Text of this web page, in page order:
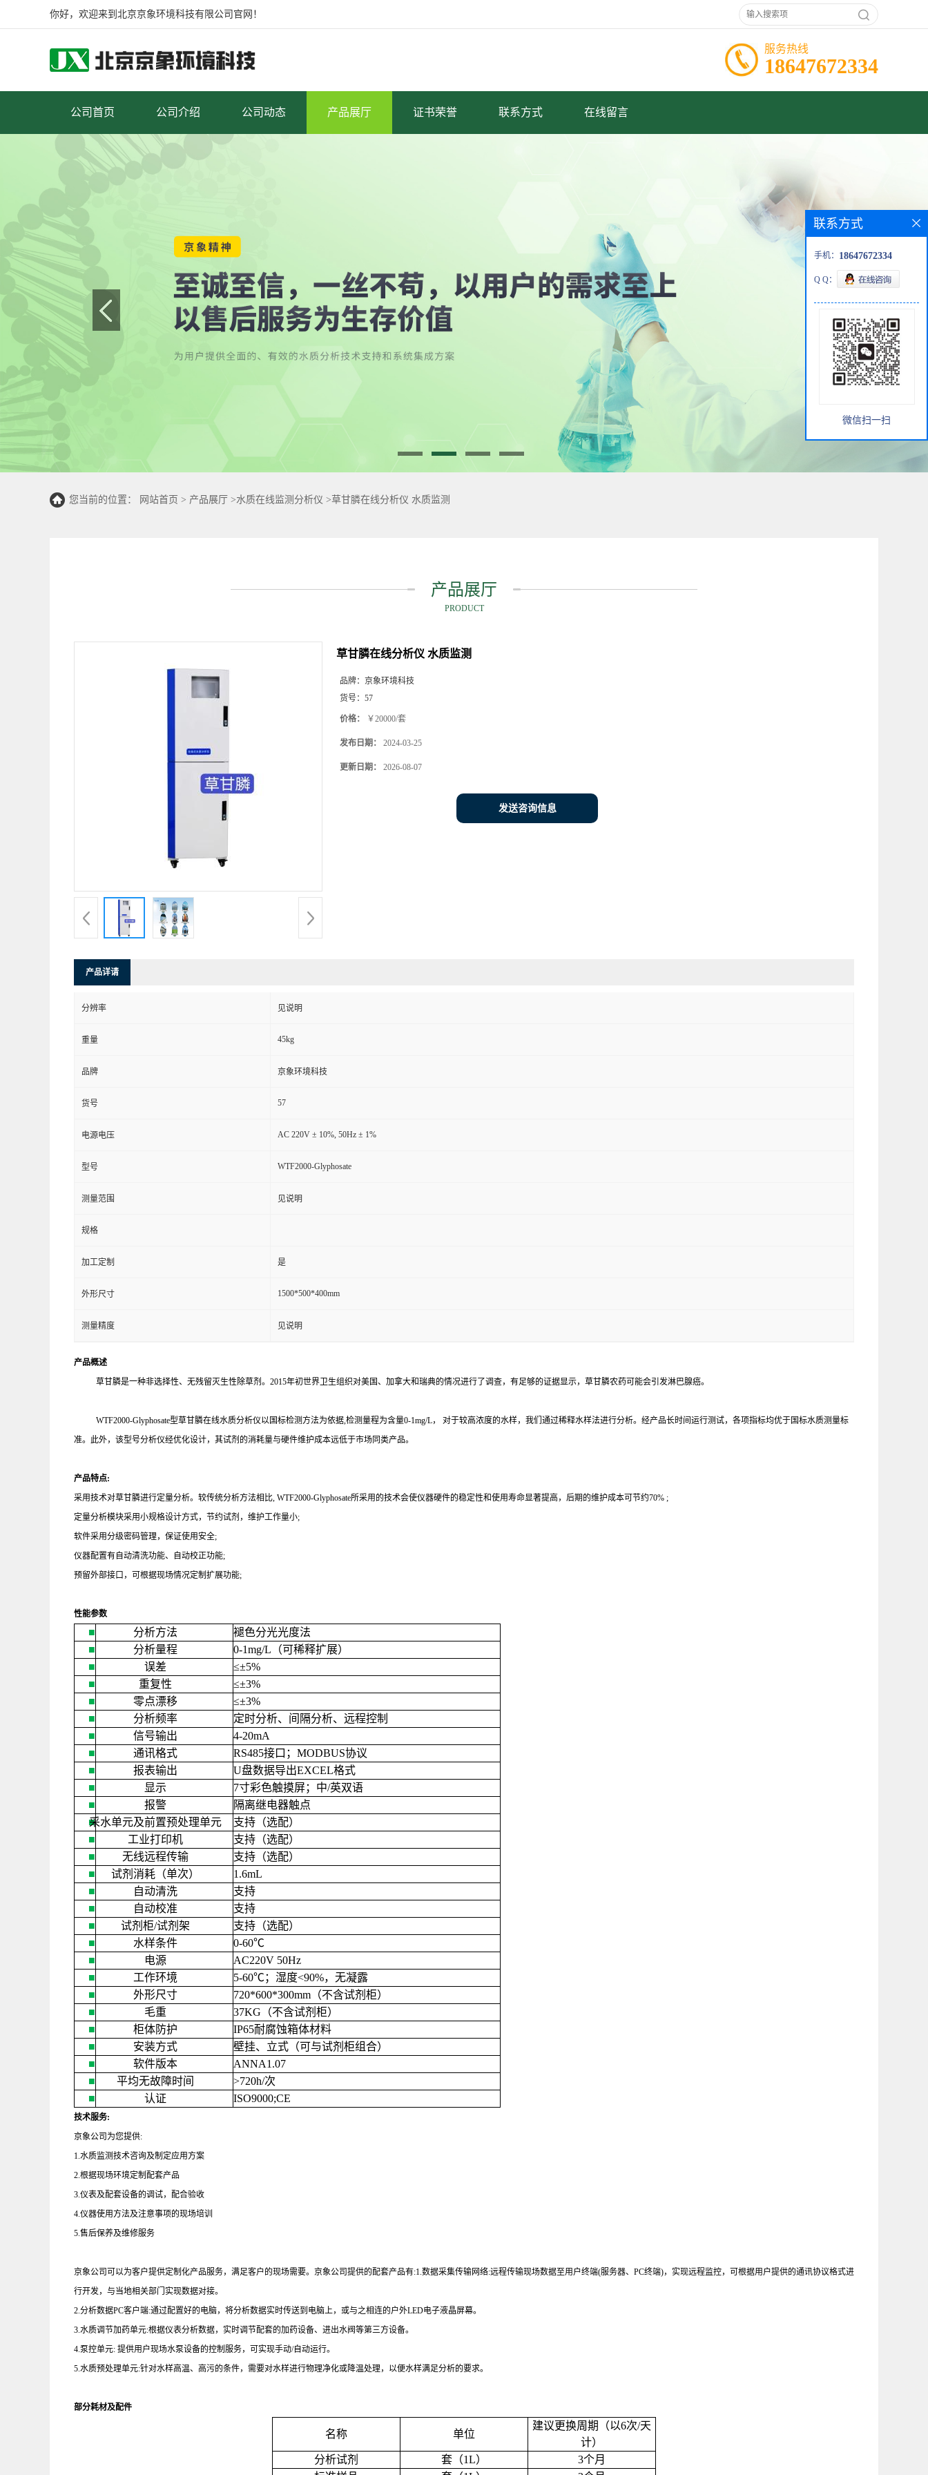
你好，欢迎来到北京京象环境科技有限公司官网！
服务热线
18647672334
公司首页 公司介绍 公司动态 产品展厅 证书荣誉 联系方式 在线留言
您当前的位置： 网站首页 > 产品展厅 >水质在线监测分析仪 >草甘膦在线分析仪 水质监测
产品展厅
PRODUCT
草甘膦在线分析仪 水质监测
品牌： 京象环境科技
货号： 57
价格： ￥20000/套
发布日期： 2024-03-25
更新日期： 2026-08-07
发送咨询信息
产品详请
分辨率 见说明
重量 45kg
品牌 京象环境科技
货号 57
电源电压 AC 220V ± 10%, 50Hz ± 1%
型号 WTF2000-Glyphosate
测量范围 见说明
规格
加工定制 是
外形尺寸 1500*500*400mm
测量精度 见说明
产品概述
草甘膦是一种非选择性、无残留灭生性除草剂。 2015年初世界卫生组织对美国、加拿大和瑞典的情况进行了调查，有足够的证据显示，草甘膦农药可能会引发淋巴腺癌。
WTF2000-Glyphosate型草甘膦在线水质分析仪以国标检测方法为依据,检测量程为含量0-1mg/L， 对于较高浓度的水样，我们通过稀释水样法进行分析。经产品长时间运行测试，各项指标均优于国标水质测量标
准。此外，该型号分析仪经优化设计，其试剂的消耗量与硬件维护成本远低于市场同类产品。
产品特点:
采用技术对草甘膦进行定量分析。较传统分析方法相比, WTF2000-Glyphosate所采用的技术会使仪器硬件的稳定性和使用寿命显著提高，后期的维护成本可节约70% ;
定量分析模块采用小规格设计方式，节约试剂，维护工作量小;
软件采用分级密码管理，保证使用安全;
仪器配置有自动清洗功能、自动校正功能;
预留外部接口，可根据现场情况定制扩展功能;
性能参数
■ 分析方法
褪色分光光度法
■
分析量程 0-1mg/L （可稀释扩展）
■
误差 ≤±5%
■
重复性 ≤±3%
■
零点漂移 ≤±3%
■
分析频率
定时分析、间隔分析、远程控制
■
信号输出
4-20mA
■
通讯格式 RS485接口； MODBUS协议
■
报表输出 U盘数据导出EXCEL格式
■
显示 7寸彩色触摸屏；中/英双语
■
报警
隔离继电器触点
■
采水单元及前置预处理单元
支持（选配）
■
工业打印机
支持（选配）
■
无线远程传输
支持（选配）
■
试剂消耗（单次）
1.6mL
■
自动清洗
支持
■
自动校准
支持
■
试剂柜/试剂架
支持（选配）
■
水样条件 0-60℃
■
电源
AC220V 50Hz
■
工作环境 5-60℃；湿度<90%，无凝露
■
外形尺寸 720*600*300mm （不含试剂柜）
■
毛重 37KG （不含试剂柜）
■
柜体防护 IP65耐腐蚀箱体材料
■
安装方式
壁挂、立式（可与试剂柜组合）
■
软件版本
ANNA1.07
■
平均无故障时间 >720h/次
■
认证 ISO9000;CE
技术服务:
京象公司为您提供:
1.水质监测技术咨询及制定应用方案
2.根据现场环境定制配套产品
3.仪表及配套设备的调试，配合验收
4.仪器使用方法及注意事项的现场培训
5.售后保养及维修服务
京象公司可以为客户提供定制化产品服务，满足客户的现场需要。京象公司提供的配套产品有:1.数据采集传输网络:远程传输现场数据至用户终端(服务器、 PC终端)，实现远程监控，可根据用户提供的通讯协议格式进
行开发，与当地相关部门实现数据对接。
2.分析数据PC客户端:通过配置好的电脑，将分析数据实时传送到电脑上，或与之相连的户外LED电子液晶屏幕。
3.水质调节加药单元:根据仪表分析数据，实时调节配套的加药设备、进出水阀等第三方设备。
4.泵控单元: 提供用户现场水泵设备的控制服务，可实现手动/自动运行。
5.水质预处理单元:针对水样高温、高污的条件，需要对水样进行物理净化或降温处理，以便水样满足分析的要求。
部分耗材及配件
名称 单位
建议更换周期（以6次/天
计）
分析试剂
套（1L） 3个月
联系方式
手机： 18647672334
Q Q：
微信扫一扫